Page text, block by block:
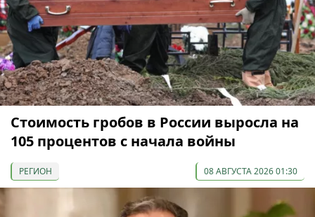
Стоимость гробов в России выросла на
105 процентов с начала войны
РЕГИОН 08 АВГУСТА 2026 01:30